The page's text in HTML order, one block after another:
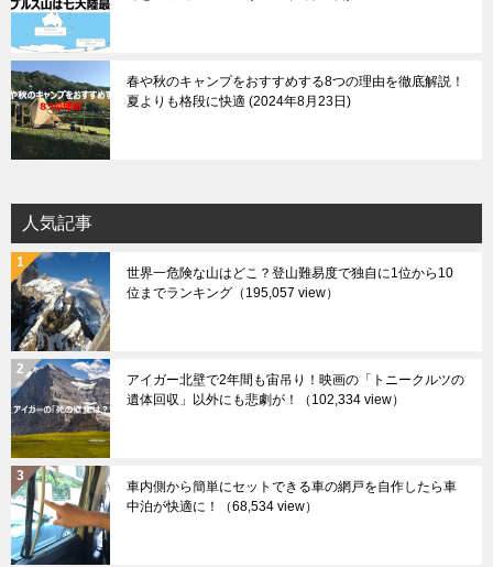
春や秋のキャンプをおすすめする8つの理由を徹底解説！
夏よりも格段に快適 2024年8月23日
人気記事
世界一危険な山はどこ？登山難易度で独自に1位から10
位までランキング （195,057 view）
アイガー北壁で2年間も宙吊り！映画の「トニークルツの
遺体回収」以外にも悲劇が！
（102,334 view）
車内側から簡単にセットできる車の網戸を自作したら車
中泊が快適に！
（68,534 view）